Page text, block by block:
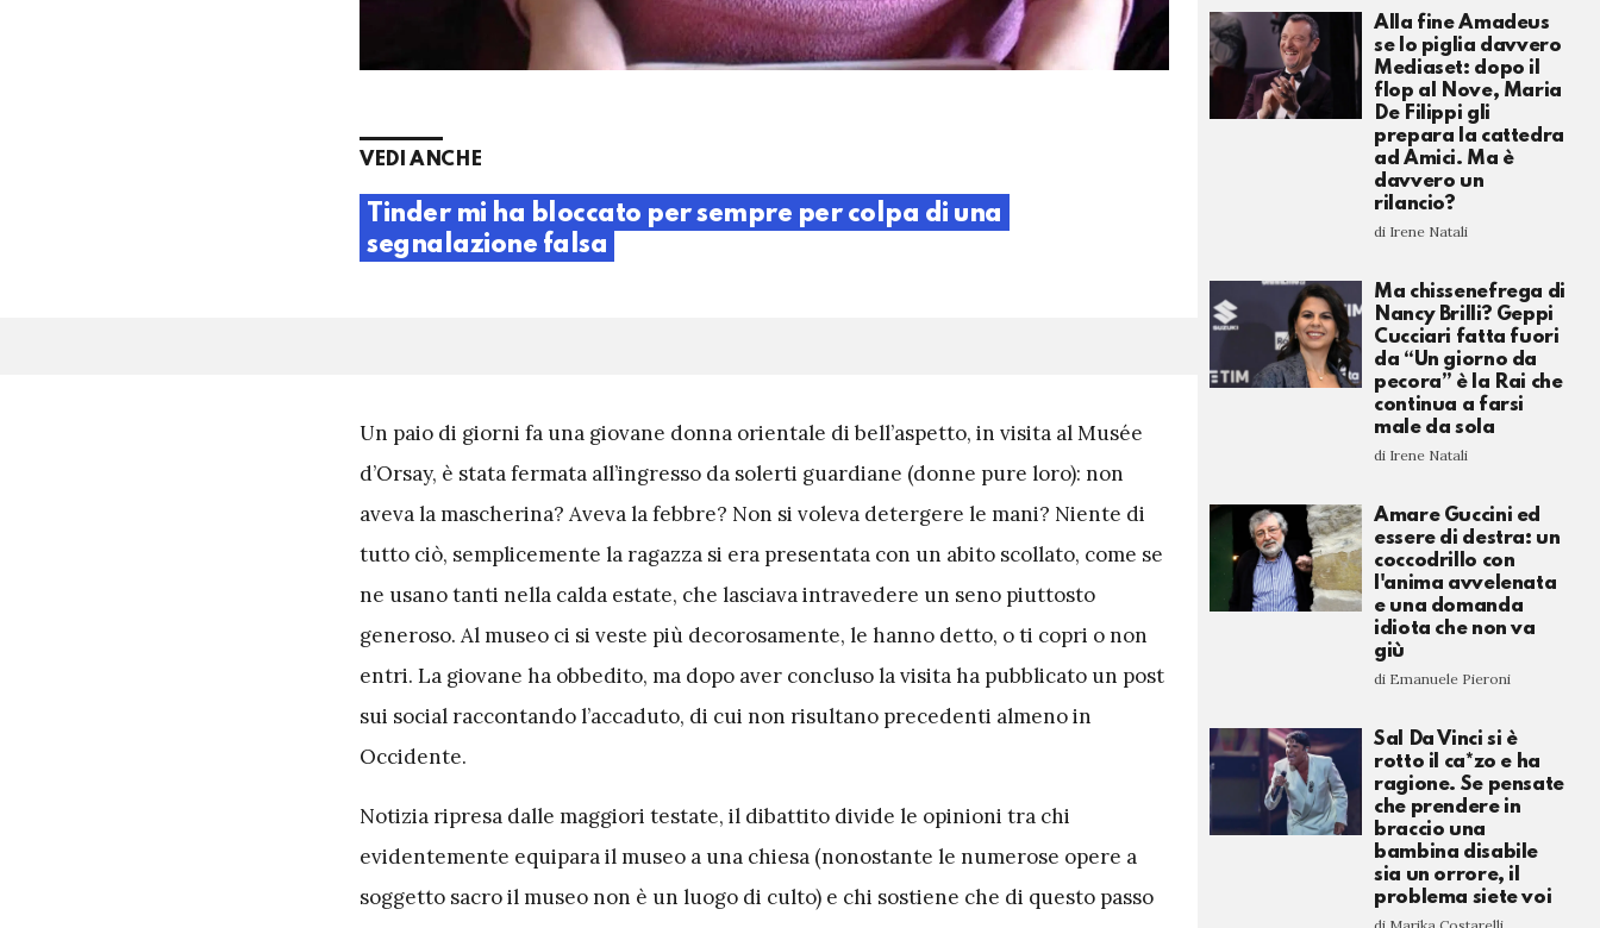
VEDI ANCHE
Tinder mi ha bloccato per sempre per colpa di una
segnalazione falsa
Un paio di giorni fa una giovane donna orientale di bell’aspetto, in visita al Musée
d’Orsay, è stata fermata all’ingresso da solerti guardiane (donne pure loro): non
aveva la mascherina? Aveva la febbre? Non si voleva detergere le mani? Niente di
tutto ciò, semplicemente la ragazza si era presentata con un abito scollato, come se
ne usano tanti nella calda estate, che lasciava intravedere un seno piuttosto
generoso. Al museo ci si veste più decorosamente, le hanno detto, o ti copri o non
entri. La giovane ha obbedito, ma dopo aver concluso la visita ha pubblicato un post
sui social raccontando l’accaduto, di cui non risultano precedenti almeno in
Occidente.
Notizia ripresa dalle maggiori testate, il dibattito divide le opinioni tra chi
evidentemente equipara il museo a una chiesa (nonostante le numerose opere a
soggetto sacro il museo non è un luogo di culto) e chi sostiene che di questo passo
Alla fine Amadeus
se lo piglia davvero
Mediaset: dopo il
flop al Nove, Maria
De Filippi gli
prepara la cattedra
ad Amici. Ma è
davvero un
rilancio?
di Irene Natali
Ma chissenefrega di
Nancy Brilli? Geppi
Cucciari fatta fuori
da “Un giorno da
pecora” è la Rai che
continua a farsi
male da sola
di Irene Natali
Amare Guccini ed
essere di destra: un
coccodrillo con
l'anima avvelenata
e una domanda
idiota che non va
giù
di Emanuele Pieroni
Sal Da Vinci si è
rotto il ca*zo e ha
ragione. Se pensate
che prendere in
braccio una
bambina disabile
sia un orrore, il
problema siete voi